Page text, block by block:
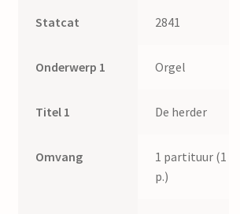
Statcat 2841
Onderwerp 1 Orgel
Titel 1 De herder
Omvang
1 partituur (1
p.)